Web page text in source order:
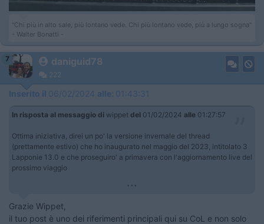
"Chi più in alto sale, più lontano vede. Chi più lontano vede, più a lungo sogna"
- Walter Bonatti -
7 daniguid78
222
Inserito il 06/02/2024 alle: 01:43:31
In risposta al messaggio di wippet del 01/02/2024 alle 01:27:57
Ottima iniziativa, direi un po' la versione invernale del thread
(prettamente estivo) che ho inaugurato nel maggio del 2023, intitolato 3
Lapponie 13.0 e che proseguiro' a primavera con l'aggiornamento live del
prossimo viaggio
...
Grazie Wippet,
il tuo post è uno dei riferimenti principali qui su CoL e non solo